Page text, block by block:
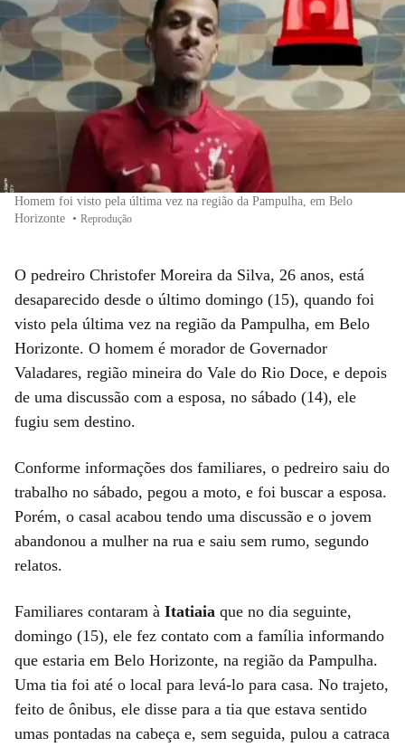
Homem foi visto pela última vez na região da Pampulha, em Belo
Horizonte • Reprodução
O pedreiro Christofer Moreira da Silva, 26 anos, está
desaparecido desde o último domingo (15), quando foi
visto pela última vez na região da Pampulha, em Belo
Horizonte. O homem é morador de Governador
Valadares, região mineira do Vale do Rio Doce, e depois
de uma discussão com a esposa, no sábado (14), ele
fugiu sem destino.
Conforme informações dos familiares, o pedreiro saiu do
trabalho no sábado, pegou a moto, e foi buscar a esposa.
Porém, o casal acabou tendo uma discussão e o jovem
abandonou a mulher na rua e saiu sem rumo, segundo
relatos.
Familiares contaram à Itatiaia que no dia seguinte,
domingo (15), ele fez contato com a família informando
que estaria em Belo Horizonte, na região da Pampulha.
Uma tia foi até o local para levá-lo para casa. No trajeto,
feito de ônibus, ele disse para a tia que estava sentido
umas pontadas na cabeça e, sem seguida, pulou a catraca